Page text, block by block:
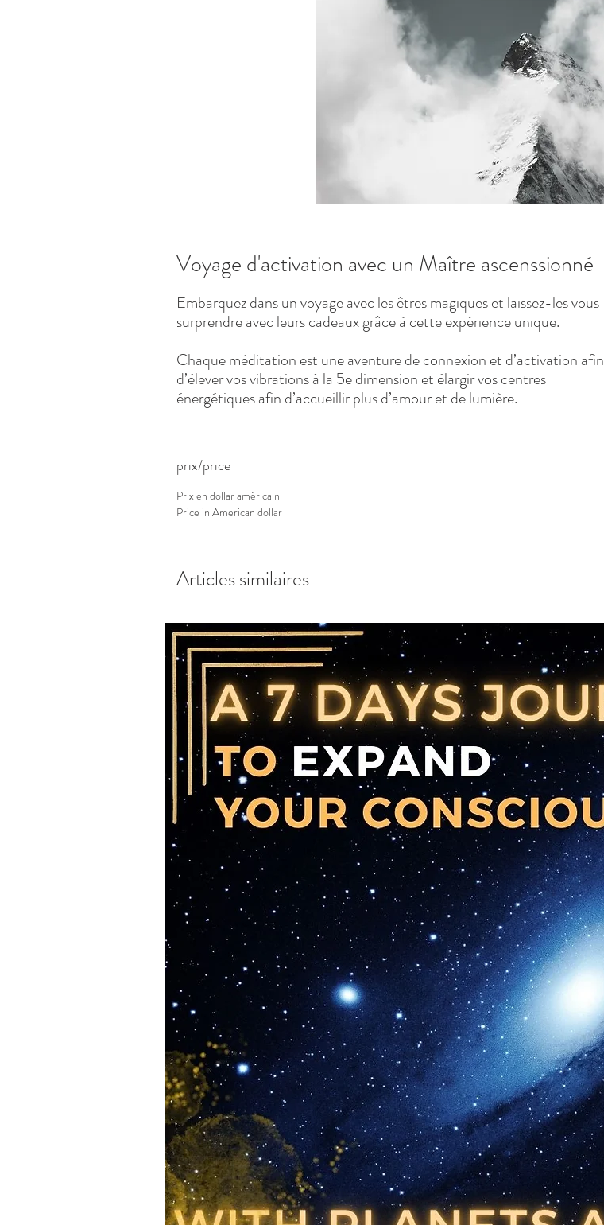
Voyage d'activation avec un Maître ascenssionné
Embarquez dans un voyage avec les êtres magiques et laissez-les vous
surprendre avec leurs cadeaux grâce à cette expérience unique.
Chaque méditation est une aventure de connexion et d’activation afin
d’élever vos vibrations à la 5e dimension et élargir vos centres
énergétiques afin d’accueillir plus d’amour et de lumière.
prix/price
Prix en dollar américain
Price in American dollar
Articles similaires